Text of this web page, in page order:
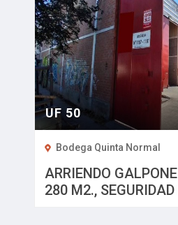
UF 50
Bodega Quinta Normal
ARRIENDO
280 M2.,